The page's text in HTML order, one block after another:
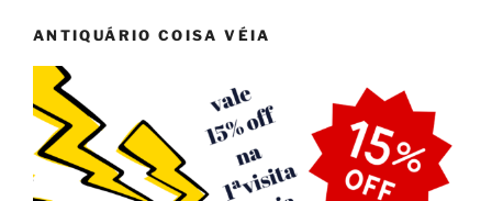
ANTIQUÁRIO COISA VÉIA